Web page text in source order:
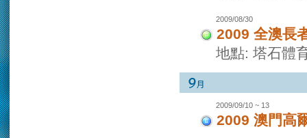
2009/08/30
2009 全澳長
地點: 塔石體
2009/09/10 ~ 13
2009 澳門高